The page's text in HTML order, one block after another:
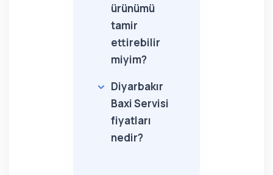
ürünümü
tamir
ettirebilir
miyim?
Diyarbakır
Baxi Servisi
fiyatları
nedir?